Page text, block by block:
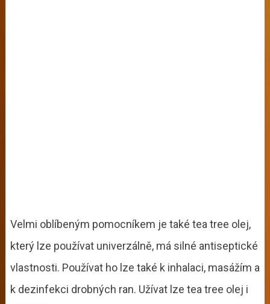
Velmi oblíbeným pomocníkem je také tea tree olej,
který lze používat univerzálně, má silné antiseptické
vlastnosti. Používat ho lze také k inhalaci, masážím a
k dezinfekci drobných ran. Užívat lze tea tree olej i